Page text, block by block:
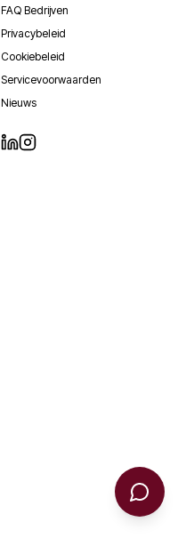
FAQ Bedrijven
Privacybeleid
Cookiebeleid
Servicevoorwaarden
Nieuws